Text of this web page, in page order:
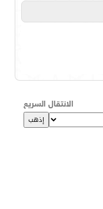
الانتقال السريع